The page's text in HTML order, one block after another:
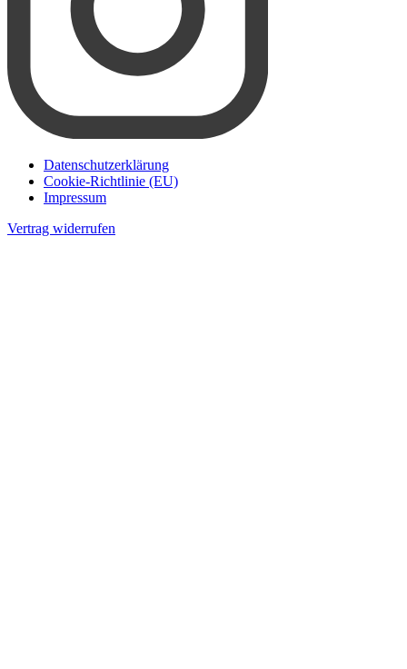
Datenschutzerklärung
Cookie-Richtlinie (EU)
Impressum
Vertrag widerrufen